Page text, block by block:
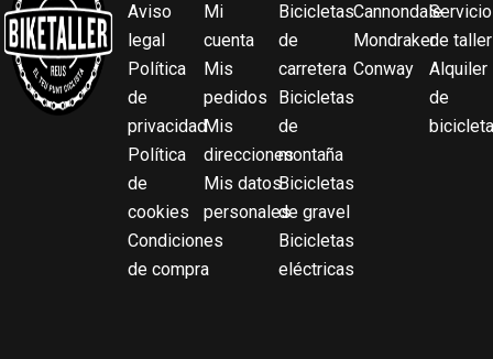
Aviso
legal
Política
de
privacidad
Política
de
cookies
Condiciones
de compra
Mi
cuenta
Mis
pedidos
Mis
direcciones
Mis datos
personales
Bicicletas
de
carretera
Bicicletas
de
montaña
Bicicletas
de gravel
Bicicletas
eléctricas
Cannondale
Mondraker
Conway
Servicio
de taller
Alquiler
de